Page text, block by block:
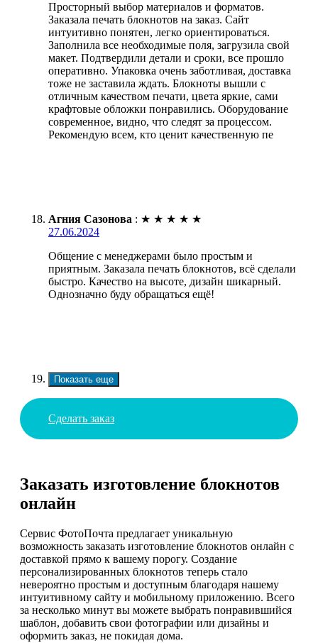
Просторный выбор материалов и форматов.
Заказала печать блокнотов на заказ. Сайт
интуитивно понятен, легко ориентироваться.
Заполнила все необходимые поля, загрузила свой
макет. Подтвердили детали и сроки, все прошло
оперативно. Упаковка очень заботливая, доставка
тоже не заставила ждать. Блокноты вышли с
отличным качеством печати, цвета яркие, сами
крафтовые обложки понравились. Оборудование
современное, видно, что следят за процессом.
Рекомендую всем, кто ценит качественную пе
Агния Сазонова : ★ ★ ★ ★ ★
27.06.2024
Общение с менеджерами было простым и
приятным. Заказала печать блокнотов, всё сделали
быстро. Качество на высоте, дизайн шикарный.
Однозначно буду обращаться ещё!
Показать еще
Сделать заказ
Заказать изготовление блокнотов
онлайн
Сервис ФотоПочта предлагает уникальную
возможность заказать изготовление блокнотов онлайн с
доставкой прямо к вашему порогу. Создание
персонализированных блокнотов теперь стало
невероятно простым и доступным благодаря нашему
интуитивному сайту и мобильному приложению. Всего
за несколько минут вы можете выбрать понравившийся
шаблон, добавить свои фотографии или дизайны и
оформить заказ, не покидая дома.